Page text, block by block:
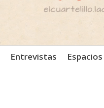
Entrevistas Espacios